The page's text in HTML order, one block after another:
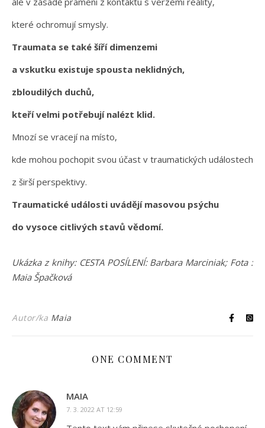
které ochromují smysly.
Traumata se také šíří dimenzemi
a vskutku existuje spousta neklidných,
zbloudilých duchů,
kteří velmi potřebují nalézt klid.
Mnozí se vracejí na místo,
kde mohou pochopit svou účast v traumatických událostech
z širší perspektivy.
Traumatické události uvádějí masovou psýchu
do vysoce citlivých stavů vědomí.
Ukázka z knihy: CESTA POSÍLENÍ: Barbara Marciniak; Fota :
Maia Špačková
Autor/ka Maia
ONE COMMENT
MAIA
7. 3. 2022 AT 12:59